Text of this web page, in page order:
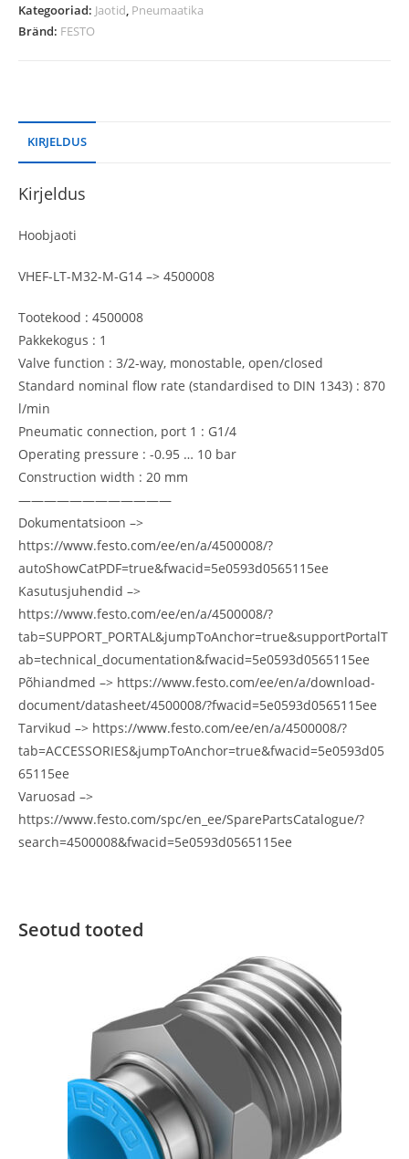
Kategooriad: Jaotid, Pneumaatika
Bränd: FESTO
KIRJELDUS
Kirjeldus
Hoobjaoti
VHEF-LT-M32-M-G14 –> 4500008
Tootekood : 4500008
Pakkekogus : 1
Valve function : 3/2-way, monostable, open/closed
Standard nominal flow rate (standardised to DIN 1343) : 870
l/min
Pneumatic connection, port 1 : G1/4
Operating pressure : -0.95 … 10 bar
Construction width : 20 mm
————————————
Dokumentatsioon –>
https://www.festo.com/ee/en/a/4500008/?
autoShowCatPDF=true&fwacid=5e0593d0565115ee
Kasutusjuhendid –>
https://www.festo.com/ee/en/a/4500008/?
tab=SUPPORT_PORTAL&jumpToAnchor=true&supportPortalT
ab=technical_documentation&fwacid=5e0593d0565115ee
Põhiandmed –> https://www.festo.com/ee/en/a/download-
document/datasheet/4500008/?fwacid=5e0593d0565115ee
Tarvikud –> https://www.festo.com/ee/en/a/4500008/?
tab=ACCESSORIES&jumpToAnchor=true&fwacid=5e0593d05
65115ee
Varuosad –>
https://www.festo.com/spc/en_ee/SparePartsCatalogue/?
search=4500008&fwacid=5e0593d0565115ee
Seotud tooted